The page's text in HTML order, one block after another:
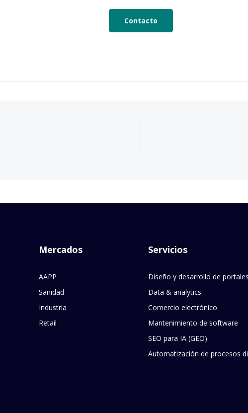
Contacto
Mercados
AAPP
Sanidad
Industria
Retail
Servicios
Diseño y desarrollo de
Data & analytics
Comercio electrónico
Mantenimiento de software
SEO para IA (GEO)
Automatización de procesos